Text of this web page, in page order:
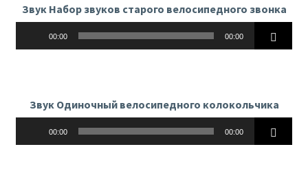
Звук Набор звуков старого велосипедного звонка
00:00 00:00
Звук Одиночный велосипедного колокольчика
00:00 00:00